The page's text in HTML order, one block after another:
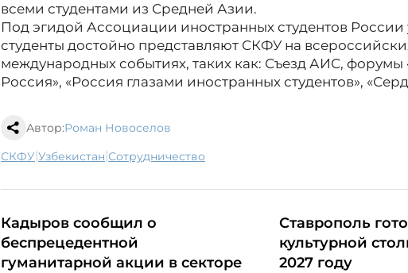
всеми студентами из Средней Азии.
Под эгидой Ассоциации иностранных студентов России
студенты достойно представляют СКФУ на
международных событиях, таких как: Съезд АИС,
Россия», «Россия глазами иностранных студентов»,
Автор:Роман Новоселов
СКФУ| Узбекистан| сотрудничество
Кадыров сообщил о
беспрецедентной
гуманитарной акции в секторе
Ставрополь
культурной
2027 году